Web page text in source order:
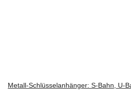
Metall-Schlüsselanhänger: S-Bahn, U-